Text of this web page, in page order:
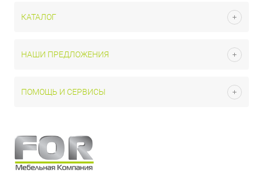
КАТАЛОГ
НАШИ ПРЕДЛОЖЕНИЯ
ПОМОЩЬ И СЕРВИСЫ